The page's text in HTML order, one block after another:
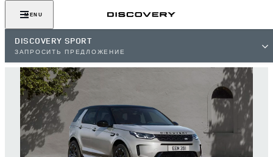
MENU
DISCOVERY SPORT
ЗАПРОСИТЬ ПРЕДЛОЖЕНИЕ